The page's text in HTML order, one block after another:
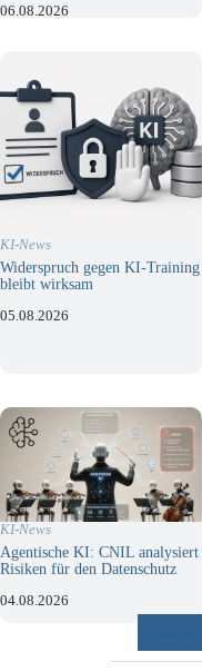
06.08.2026
KI-News
Widerspruch gegen KI-Training
bleibt wirksam
05.08.2026
KI-News
Agentische KI: CNIL analysiert
Risiken für den Datenschutz
04.08.2026